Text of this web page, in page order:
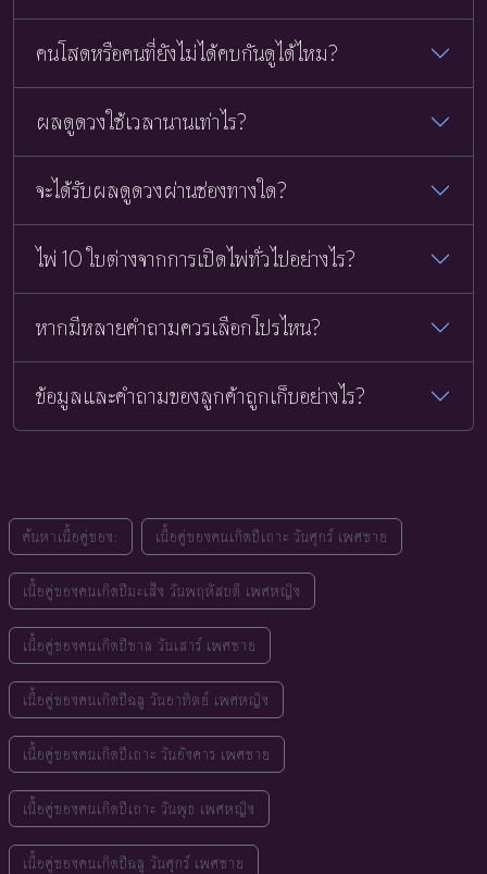
คนโสดหรือคนที่ยังไม่ได้คบกันดูได้ไหม?
ผลดูดวงใช้เวลานานเท่าไร?
จะได้รับผลดูดวงผ่านช่องทางใด?
ไพ่ 10 ใบต่างจากการเปิดไพ่ทั่วไปอย่างไร?
หากมีหลายคำถามควรเลือกโปรไหน?
ข้อมูลและคำถามของลูกค้าถูกเก็บอย่างไร?
ค้นหาเนื้อคู่ของ: เนื้อคู่ของคนเกิดปีเถาะ วันศุกร์ เพศชาย
เนื้อคู่ของคนเกิดปีมะเส็ง วันพฤหัสบดี เพศหญิง
เนื้อคู่ของคนเกิดปีขาล วันเสาร์ เพศชาย
เนื้อคู่ของคนเกิดปีฉลู วันอาทิตย์ เพศหญิง
เนื้อคู่ของคนเกิดปีเถาะ วันอังคาร เพศชาย
เนื้อคู่ของคนเกิดปีเถาะ วันพุธ เพศหญิง
เนื้อคู่ของคนเกิดปีฉลู วันศุกร์ เพศชาย